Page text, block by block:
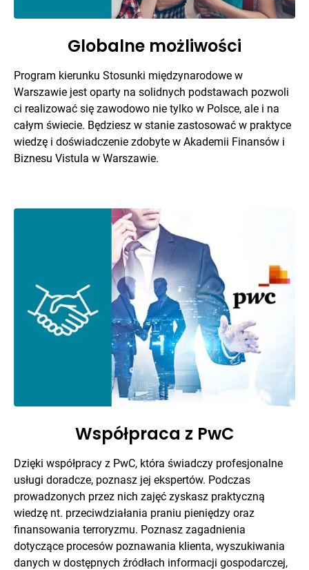
Globalne możliwości
Program kierunku Stosunki międzynarodowe w
Warszawie jest oparty na solidnych podstawach pozwoli
ci realizować się zawodowo nie tylko w Polsce, ale i na
całym świecie. Będziesz w stanie zastosować w praktyce
wiedzę i doświadczenie zdobyte w Akademii Finansów i
Biznesu Vistula w Warszawie.
Współpraca z PwC
Dzięki współpracy z PwC, która świadczy profesjonalne
usługi doradcze, poznasz jej ekspertów. Podczas
prowadzonych przez nich zajęć zyskasz praktyczną
wiedzę nt. przeciwdziałania praniu pieniędzy oraz
finansowania terroryzmu. Poznasz zagadnienia
dotyczące procesów poznawania klienta, wyszukiwania
danych w dostępnych źródłach informacji gospodarczej,